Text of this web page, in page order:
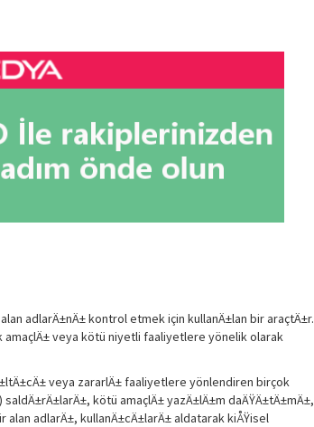
adlarÄ±nÄ± kontrol etmek için kullanÄ±lan bir araçtÄ±r.
amaçlÄ± veya kötü niyetli faaliyetlere yönelik olarak
veya zararlÄ± faaliyetlere yönlendiren birçok
kötü amaçlÄ± yazÄ±lÄ±m daÄŸÄ±tÄ±mÄ±,
adlarÄ±, kullanÄ±cÄ±larÄ± aldatarak kiÅŸisel